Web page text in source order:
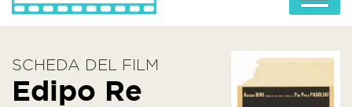
ABOUT
SCHEDA DEL FILM
Edipo Re